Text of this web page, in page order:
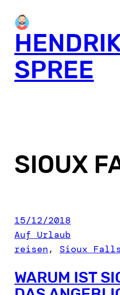
content
SPREE
SIOUX
15/12/2018
Auf Urlaub
reisen, Sioux Falls
WARUM IST